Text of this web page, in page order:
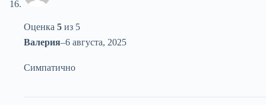
Оценка 5 из 5
Валерия–6 августа, 2025
Симпатично